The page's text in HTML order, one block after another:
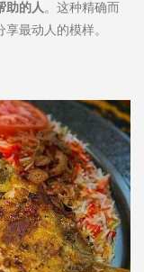
助的人。这种精确而
最动人的模样。